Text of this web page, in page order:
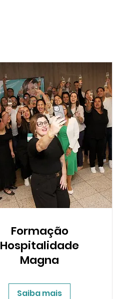
Formação
Hospitalidade
Magna
Saiba mais